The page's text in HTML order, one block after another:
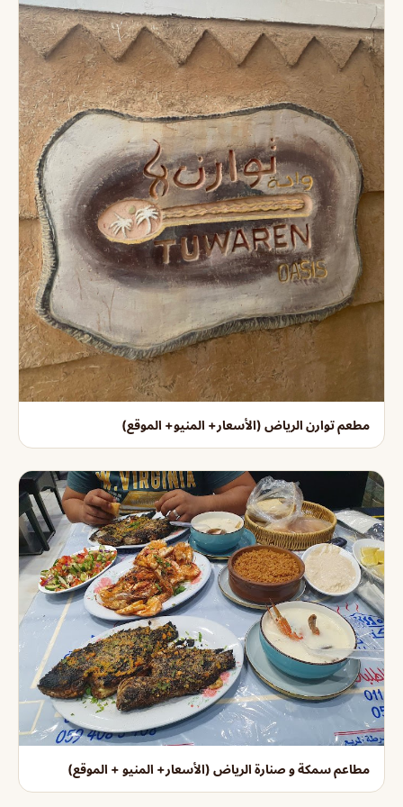
مطعم توارن الرياض (الأسعار+ المنيو+ الموقع)
مطاعم سمكة و صنارة الرياض (الأسعار+ المنيو + الموقع)